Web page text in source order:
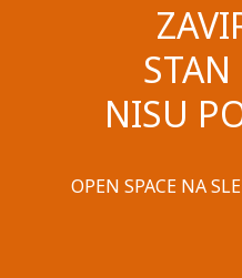
NISU
OPEN SPACE NA